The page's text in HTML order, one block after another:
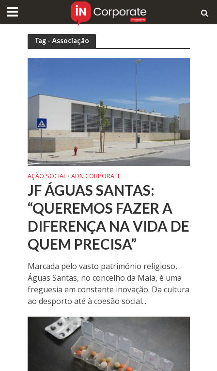
Tag - Associação
AÇÃO SOCIAL • ADN CORPORATE
JF ÁGUAS SANTAS:
“QUEREMOS FAZER A
DIFERENÇA NA VIDA DE
QUEM PRECISA”
Marcada pelo vasto património religioso,
Águas Santas, no concelho da Maia, é uma
freguesia em constante inovação. Da cultura
ao desporto até à coesão social...